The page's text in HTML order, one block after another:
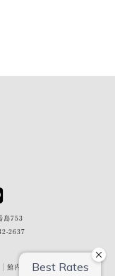
島753
2637
館内・施設